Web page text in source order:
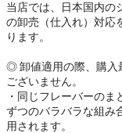
当店では、日本国内の
の卸売（仕入れ）対応
ります。
◎ 卸値適用の際、購入
ございません。
・同じフレーバーの
ずつのバラバラな組み
用されます。